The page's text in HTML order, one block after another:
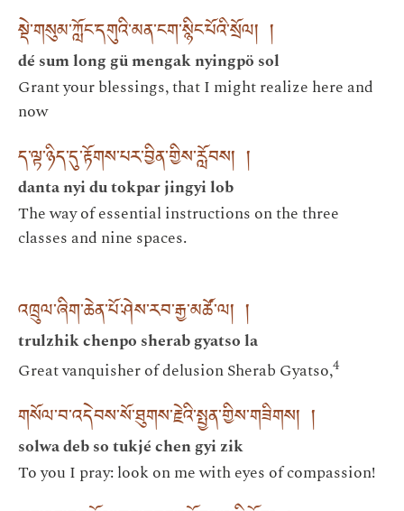
སྡེ་གསུམ་ཀློང་དགུའི་མན་ངག་སྙིང་པོའི་སྲོལ། །
dé sum long gü mengak nyingpö sol
Grant your blessings, that I might realize here and
now
ད་ལྟ་ཉིད་དུ་རྟོགས་པར་བྱིན་གྱིས་རློབས། །
danta nyi du tokpar jingyi lob
The way of essential instructions on the three
classes and nine spaces.
འཁྲུལ་ཞིག་ཆེན་པོ་ཤེས་རབ་རྒྱ་མཚོ་ལ། །
trulzhik chenpo sherab gyatso la
Great vanquisher of delusion Sherab Gyatso,4
གསོལ་བ་འདེབས་སོ་ཐུགས་རྗེའི་སྤྱན་གྱིས་གཟིགས། །
solwa deb so tukjé chen gyi zik
To you I pray: look on me with eyes of compassion!